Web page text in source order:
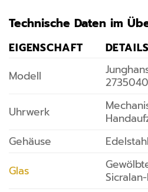
Technische Daten im
EIGENSCHAFT
DETAILS
Modell
Uhrwerk
Gehäuse
Edelstahl
Glas